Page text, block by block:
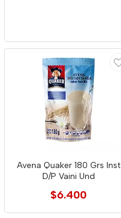
Avena Quaker 180 Grs Inst
D/P Vaini Und
$6.400